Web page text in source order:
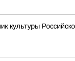
культуры